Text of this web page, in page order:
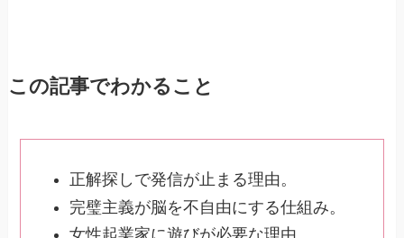
この記事でわかること
正解探しで発信が止まる理由。
完璧主義が脳を不自由にする仕組み。